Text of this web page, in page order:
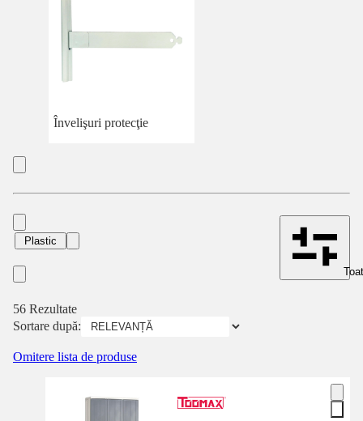
Învelişuri protecţie
Plastic
56 Rezultate
Sortare după:
Omitere lista de produse